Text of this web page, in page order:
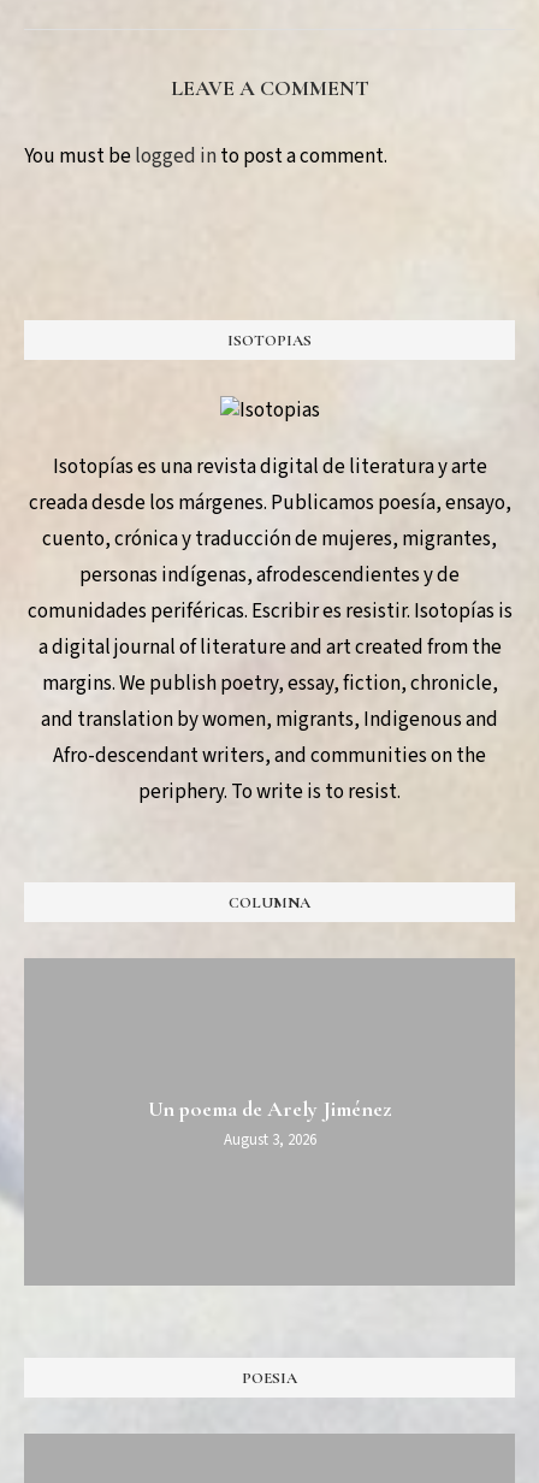
LEAVE A COMMENT
You must belogged into post a comment.
ISOTOPIAS
Isotopías es una revista digital de literatura y arte
creada desde los márgenes. Publicamos poesía, ensayo,
cuento, crónica y traducción de mujeres, migrantes,
personas indígenas, afrodescendientes y de
comunidades periféricas. Escribir es resistir. Isotopías is
a digital journal of literature and art created from the
margins. We publish poetry, essay, fiction, chronicle,
and translation by women, migrants, Indigenous and
Afro-descendant writers, and communities on the
periphery. To write is to resist.
COLUMNA
Un poema de Arely Jiménez
August 3, 2026
POESIA